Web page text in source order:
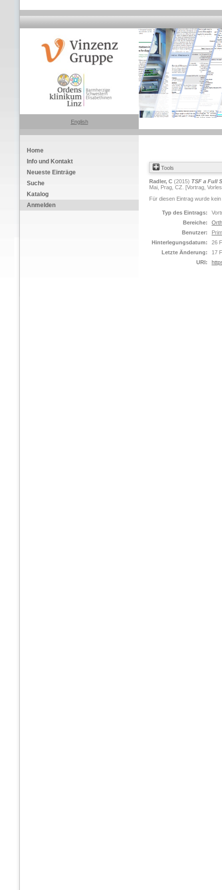
English
Home
Info und Kontakt
Neueste Einträge
Suche
Katalog
Anmelden
Tools
Radler, C (2015) TSF a Full
Mai, Prag, CZ. [Vortrag,
Für diesen Eintrag wurde
Typ des Eintrags:
Bereiche:
Benutzer:
Hinterlegungsdatum:
26
Letzte Änderung:
17
URI: